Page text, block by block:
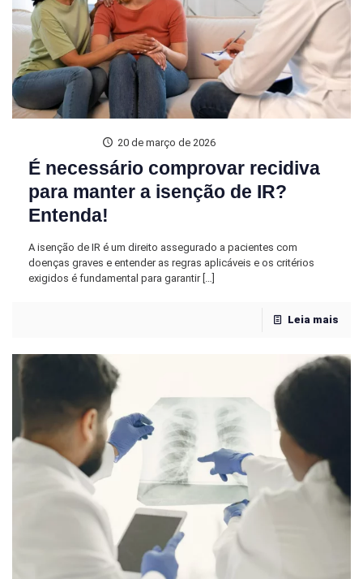
20 de março de 2026
É necessário comprovar recidiva
para manter a isenção de IR?
Entenda!
A isenção de IR é um direito assegurado a pacientes com
doenças graves e entender as regras aplicáveis e os critérios
exigidos é fundamental para garantir[…]
Leia mais